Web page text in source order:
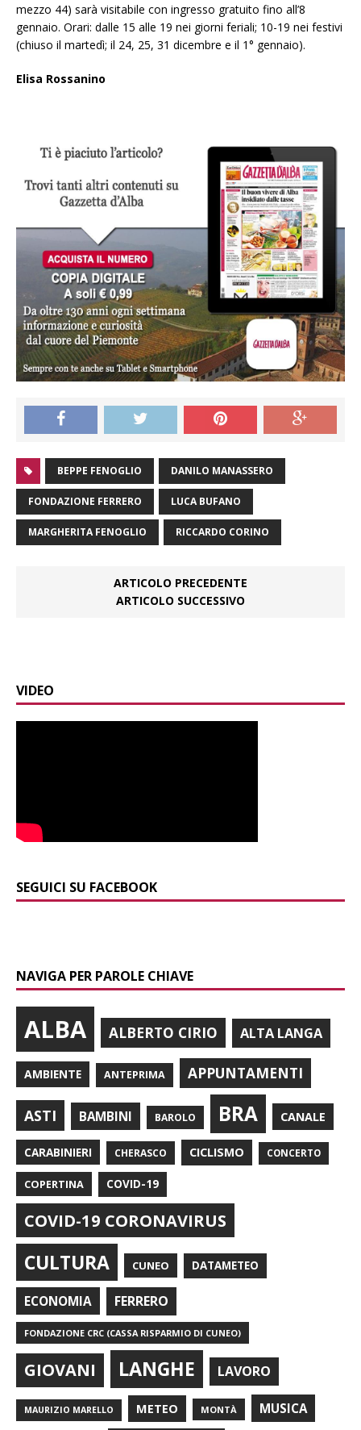
mezzo 44) sarà visitabile con ingresso gratuito fino all’8
gennaio. Orari: dalle 15 alle 19 nei giorni feriali; 10-19 nei festivi
(chiuso il martedì; il 24, 25, 31 dicembre e il 1° gennaio).
Elisa Rossanino
BEPPE FENOGLIO DANILO MANASSERO
FONDAZIONE FERRERO LUCA BUFANO
MARGHERITA FENOGLIO RICCARDO CORINO
ARTICOLO PRECEDENTE
ARTICOLO SUCCESSIVO
VIDEO
SEGUICI SU FACEBOOK
NAVIGA PER PAROLE CHIAVE
ALBA ALBERTO CIRIO ALTA LANGA
AMBIENTE ANTEPRIMA APPUNTAMENTI
ASTI BAMBINI BAROLO BRA CANALE
CARABINIERI CHERASCO CICLISMO CONCERTO
COPERTINA COVID-19
COVID-19 CORONAVIRUS
CULTURA CUNEO DATAMETEO
ECONOMIA FERRERO
FONDAZIONE CRC (CASSA RISPARMIO DI CUNEO)
GIOVANI LANGHE LAVORO
MAURIZIO MARELLO METEO MONTÀ MUSICA